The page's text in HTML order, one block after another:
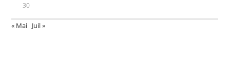
30
« Mai Juil »